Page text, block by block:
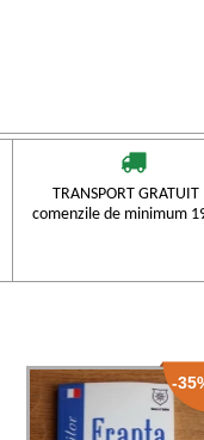
TRANSPORT GRATUIT
comenzile de minimum
-